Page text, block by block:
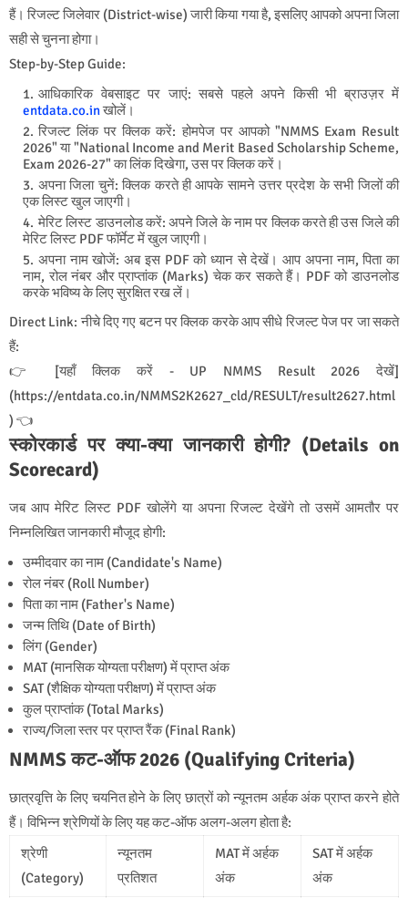
हैं। रिजल्ट जिलेवार (District-wise) जारी किया गया है, इसलिए आपको अपना जिला
सही से चुनना होगा।
Step-by-Step Guide:
आधिकारिक वेबसाइट पर जाएं: सबसे पहले अपने किसी भी ब्राउज़र में
entdata.co.inखोलें।
रिजल्ट लिंक पर क्लिक करें: होमपेज पर आपको "NMMS Exam Result
2026" या "National Income and Merit Based Scholarship Scheme,
Exam 2026-27" का लिंक दिखेगा, उस पर क्लिक करें।
अपना जिला चुनें: क्लिक करते ही आपके सामने उत्तर प्रदेश के सभी जिलों की
एक लिस्ट खुल जाएगी।
मेरिट लिस्ट डाउनलोड करें: अपने जिले के नाम पर क्लिक करते ही उस जिले की
मेरिट लिस्ट PDF फॉर्मेट में खुल जाएगी।
अपना नाम खोजें: अब इस PDF को ध्यान से देखें। आप अपना नाम, पिता का
नाम, रोल नंबर और प्राप्तांक (Marks) चेक कर सकते हैं। PDF को डाउनलोड
करके भविष्य के लिए सुरक्षित रख लें।
Direct Link: नीचे दिए गए बटन पर क्लिक करके आप सीधे रिजल्ट पेज पर जा सकते
हैं:
👉 [यहाँ क्लिक करें - UP NMMS Result 2026 देखें]
(https://entdata.co.in/NMMS2K2627_cld/RESULT/result2627.html
) 👈
स्कोरकार्ड पर क्या-क्या जानकारी होगी? (Details on
Scorecard)
जब आप मेरिट लिस्ट PDF खोलेंगे या अपना रिजल्ट देखेंगे तो उसमें आमतौर पर
निम्नलिखित जानकारी मौजूद होगी:
उम्मीदवार का नाम (Candidate's Name)
रोल नंबर (Roll Number)
पिता का नाम (Father's Name)
जन्म तिथि (Date of Birth)
लिंग (Gender)
MAT (मानसिक योग्यता परीक्षण) में प्राप्त अंक
SAT (शैक्षिक योग्यता परीक्षण) में प्राप्त अंक
कुल प्राप्तांक (Total Marks)
राज्य/जिला स्तर पर प्राप्त रैंक (Final Rank)
NMMS कट-ऑफ 2026 (Qualifying Criteria)
छात्रवृत्ति के लिए चयनित होने के लिए छात्रों को न्यूनतम अर्हक अंक प्राप्त करने होते
हैं। विभिन्न श्रेणियों के लिए यह कट-ऑफ अलग-अलग होता है:
श्रेणी
(Category)
न्यूनतम
प्रतिशत
MAT में अर्हक
अंक
SAT में अर्हक
अंक